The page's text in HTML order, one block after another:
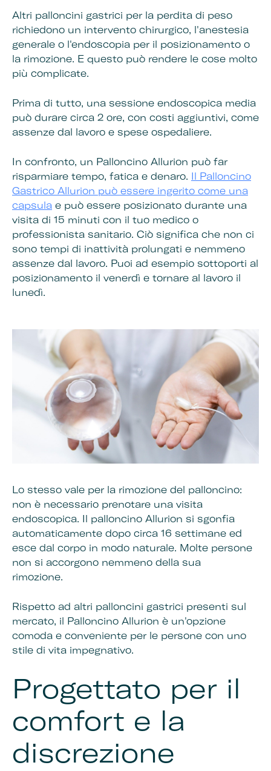
Altri palloncini gastrici per la perdita di peso
richiedono un intervento chirurgico, l'anestesia
generale o l'endoscopia per il posizionamento o
la rimozione. E questo può rendere le cose molto
più complicate.
Prima di tutto, una sessione endoscopica media
può durare circa 2 ore, con costi aggiuntivi, come
assenze dal lavoro e spese ospedaliere.
In confronto, un Palloncino Allurion può far
risparmiare tempo, fatica e denaro. Il Palloncino
Gastrico Allurion può essere ingerito come una
capsula e può essere posizionato durante una
visita di 15 minuti con il tuo medico o
professionista sanitario. Ciò significa che non ci
sono tempi di inattività prolungati e nemmeno
assenze dal lavoro. Puoi ad esempio sottoporti al
posizionamento il venerdì e tornare al lavoro il
lunedì.
Lo stesso vale per la rimozione del palloncino:
non è necessario prenotare una visita
endoscopica. Il palloncino Allurion si sgonfia
automaticamente dopo circa 16 settimane ed
esce dal corpo in modo naturale. Molte persone
non si accorgono nemmeno della sua
rimozione.
Rispetto ad altri palloncini gastrici presenti sul
mercato, il Palloncino Allurion è un'opzione
comoda e conveniente per le persone con uno
stile di vita impegnativo.
Progettato per il
comfort e la
discrezione